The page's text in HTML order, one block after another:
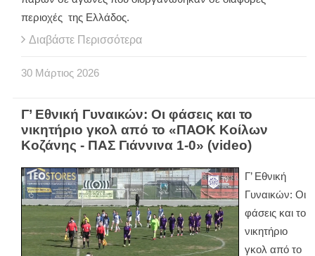
περιοχές της Ελλάδος.
Διαβάστε Περισσότερα
30 Μάρτιος 2026
Γ’ Εθνική Γυναικών: Οι φάσεις και το
νικητήριο γκολ από το «ΠΑΟΚ Κοίλων
Κοζάνης - ΠΑΣ Γιάννινα 1-0» (video)
Γ’ Εθνική
Γυναικών: Οι
φάσεις και το
νικητήριο
γκολ από το